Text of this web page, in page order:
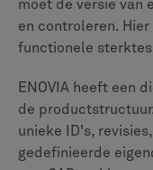
systeem, ERP,
consolideren.
met het
gedetailleerde
dat ecosysteem
analyses gericht op